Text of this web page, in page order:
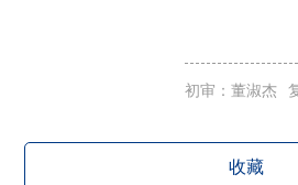
初审：董淑杰
收藏